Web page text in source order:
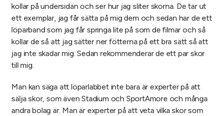
kollar på undersidan och ser hur jag sliter skorna. De tar ut
ett exemplar, jag får sätta på mig dem och sedan har de ett
löparband som jag får springa lite på som de filmar och så
kollar de så att jag sätter ner fötterna på ett bra sätt så att
jag inte skadar mig. Sedan rekommenderar de ett par skor
till mig.
Man kan säga att löparlabbet inte bara är experter på att
sälja skor, som även Stadium och SportAmore och många
andra bolag är. Man är experter på att veta vilka skor som